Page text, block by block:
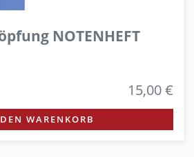
NOTENHEFT
15,00 €
WARENKORB